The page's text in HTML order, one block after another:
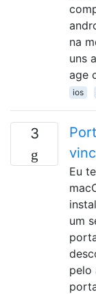
na
uns
age
ios
3
Eu
um
pelo